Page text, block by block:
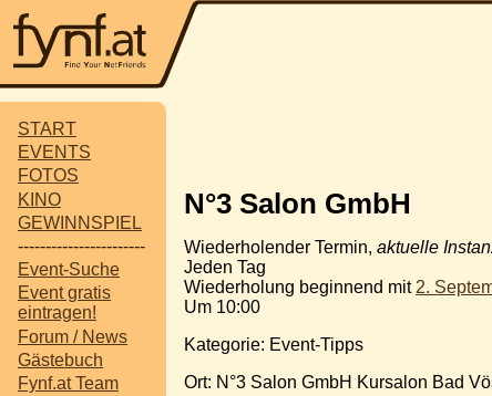
START
EVENTS
FOTOS
KINO
GEWINNSPIEL
-----------------------
Event-Suche
Event gratis
eintragen!
Forum / News
Gästebuch
Fynf.at Team
N°3 Salon GmbH
Wiederholender Termin, aktuelle
Jeden Tag
Wiederholung beginnend mit 2.
Um 10:00
Kategorie: Event-Tipps
Ort: N°3 Salon GmbH Kursalon Bad